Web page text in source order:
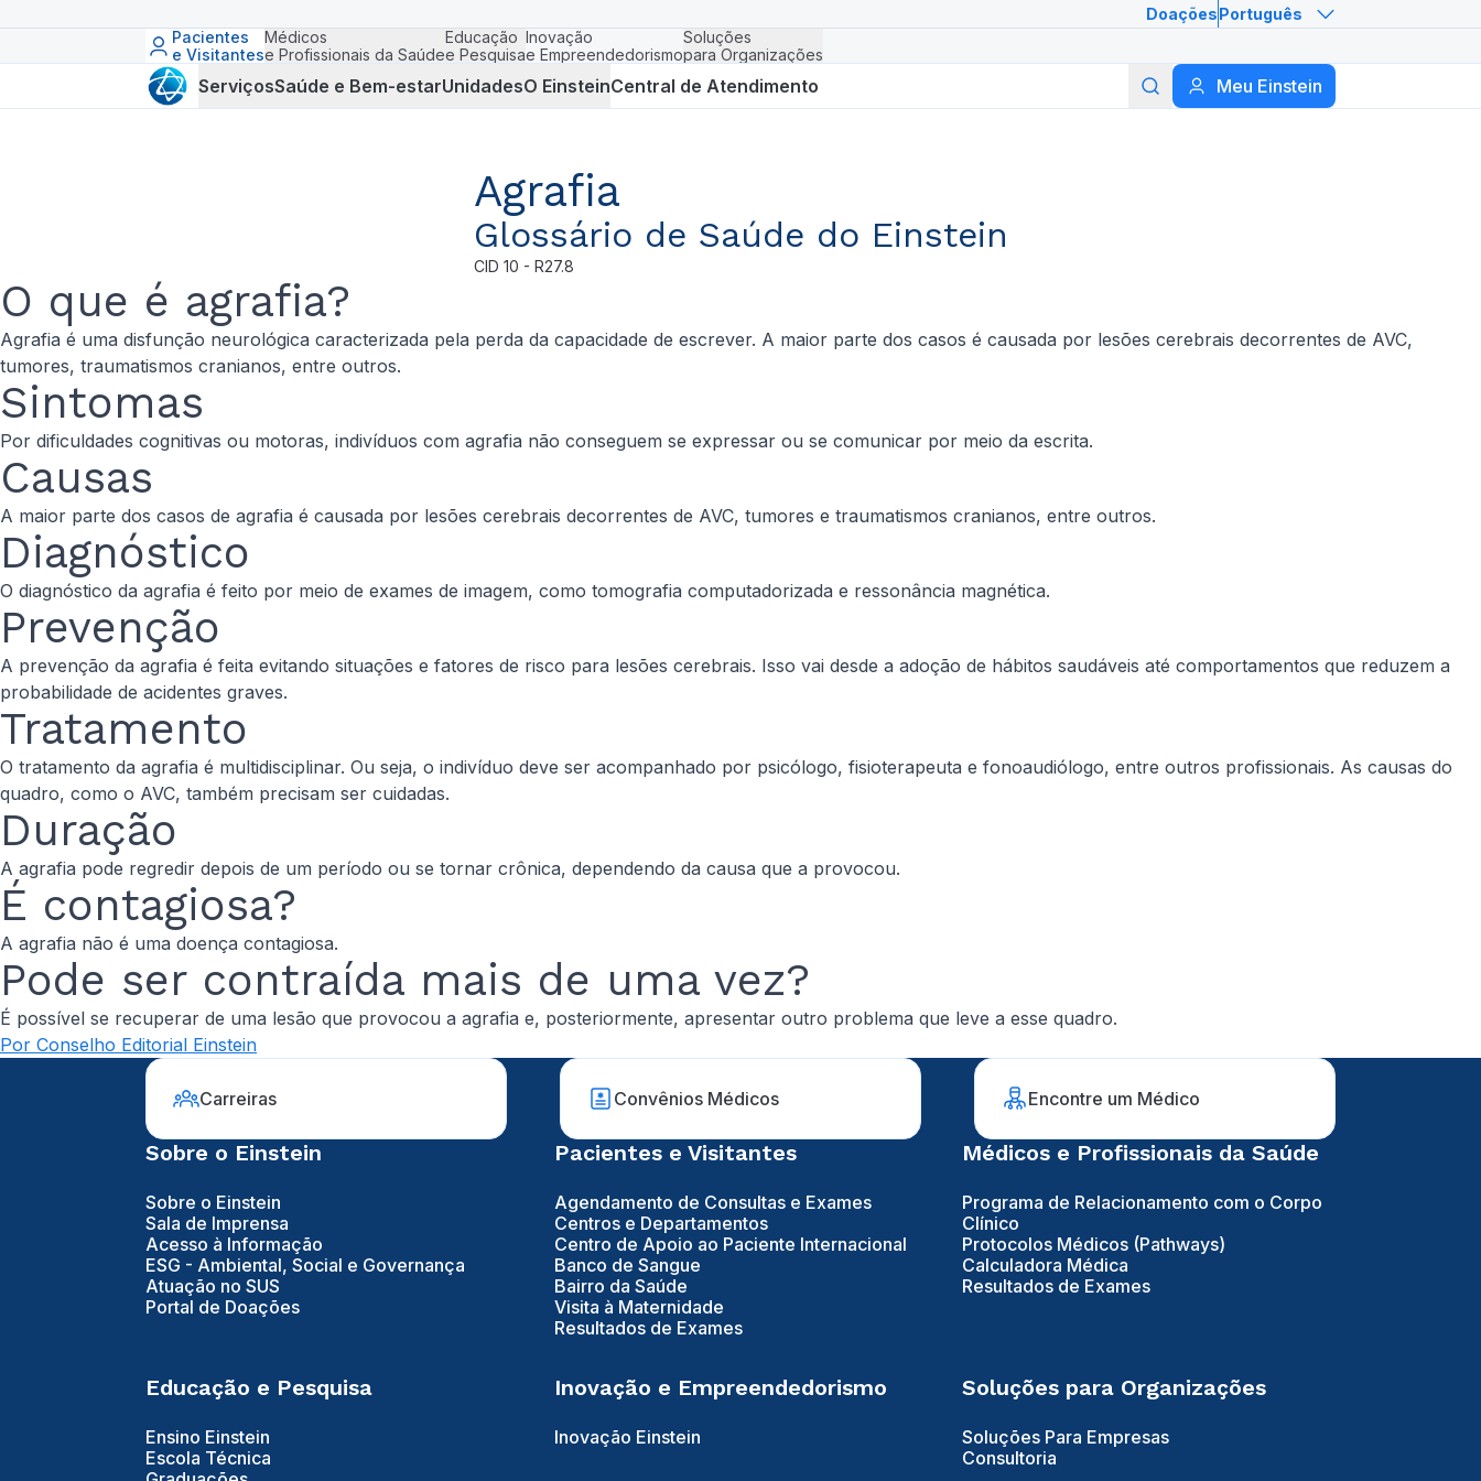
DoaçõesPortuguês
Pacientes
e Visitantes
Médicos
e Profissionais da Saúde
Educação
e Pesquisa
Inovação
e Empreendedorismo
Soluções
para Organizações
ServiçosSaúde e Bem-estarUnidadesO EinsteinCentral de Atendimento Meu Einstein
Buscar
Agrafia
Glossário de Saúde do Einstein
CID 10 - R27.8
O que é agrafia?
Agrafia é uma disfunção neurológica caracterizada pela perda da capacidade de escrever. A maior parte dos casos é causada por lesões cerebrais decorrentes de AVC,
tumores, traumatismos cranianos, entre outros.
Sintomas
Por dificuldades cognitivas ou motoras, indivíduos com agrafia não conseguem se expressar ou se comunicar por meio da escrita.
Causas
A maior parte dos casos de agrafia é causada por lesões cerebrais decorrentes de AVC, tumores e traumatismos cranianos, entre outros.
Diagnóstico
O diagnóstico da agrafia é feito por meio de exames de imagem, como tomografia computadorizada e ressonância magnética.
Prevenção
A prevenção da agrafia é feita evitando situações e fatores de risco para lesões cerebrais. Isso vai desde a adoção de hábitos saudáveis até comportamentos que reduzem a
probabilidade de acidentes graves.
Tratamento
O tratamento da agrafia é multidisciplinar. Ou seja, o indivíduo deve ser acompanhado por psicólogo, fisioterapeuta e fonoaudiólogo, entre outros profissionais. As causas do
quadro, como o AVC, também precisam ser cuidadas.
Duração
A agrafia pode regredir depois de um período ou se tornar crônica, dependendo da causa que a provocou.
É contagiosa?
A agrafia não é uma doença contagiosa.
Pode ser contraída mais de uma vez?
É possível se recuperar de uma lesão que provocou a agrafia e, posteriormente, apresentar outro problema que leve a esse quadro.
Por Conselho Editorial Einstein
Carreiras Convênios Médicos Encontre um Médico
Sobre o Einstein
Sobre o Einstein
Sala de Imprensa
Acesso à Informação
ESG - Ambiental, Social e Governança
Atuação no SUS
Portal de Doações
Pacientes e Visitantes
Agendamento de Consultas e Exames
Centros e Departamentos
Centro de Apoio ao Paciente Internacional
Banco de Sangue
Bairro da Saúde
Visita à Maternidade
Resultados de Exames
Médicos e Profissionais da Saúde
Programa de Relacionamento com o Corpo
Clínico
Protocolos Médicos (Pathways)
Calculadora Médica
Resultados de Exames
Educação e Pesquisa
Ensino Einstein
Escola Técnica
Inovação e Empreendedorismo
Inovação Einstein
Soluções para Organizações
Soluções Para Empresas
Consultoria